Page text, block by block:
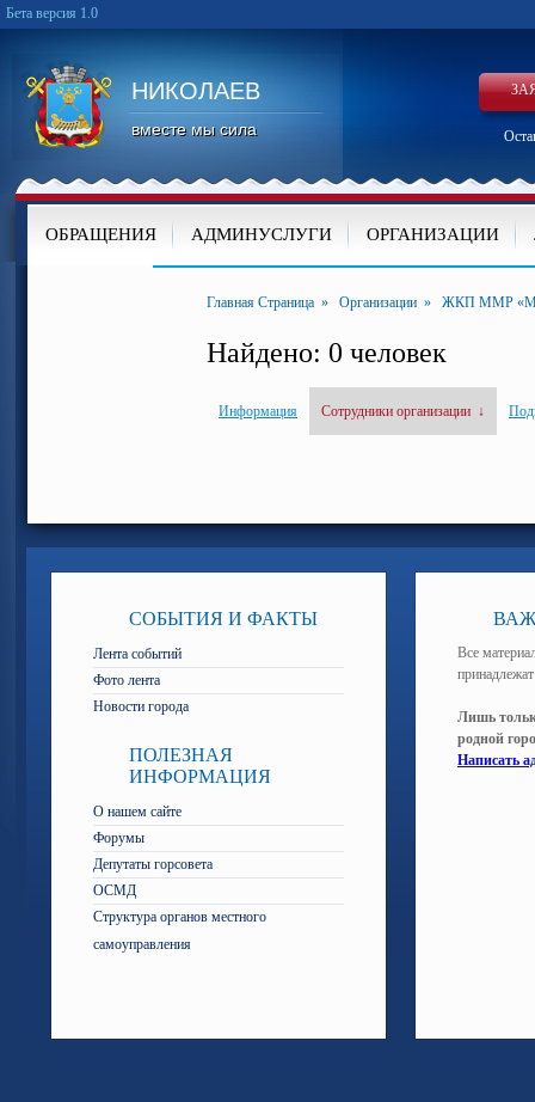
Бета версия 1.0
НИКОЛАЕВ
вместе мы сила
ОБРАЩЕНИЯ АДМИНУСЛУГИ ОРГАНИЗАЦИИ
Главная Страница » Организации » ЖКП ММР
Найдено: 0 человек
Информация Сотрудники организации ↓
СОБЫТИЯ И ФАКТЫ
Лента событий
Фото лента
Новости города
ПОЛЕЗНАЯ
ИНФОРМАЦИЯ
О нашем сайте
Форумы
Депутаты горсовета
ОСМД
Структура органов местного
самоуправления
Все
Лишь
родной
Написать